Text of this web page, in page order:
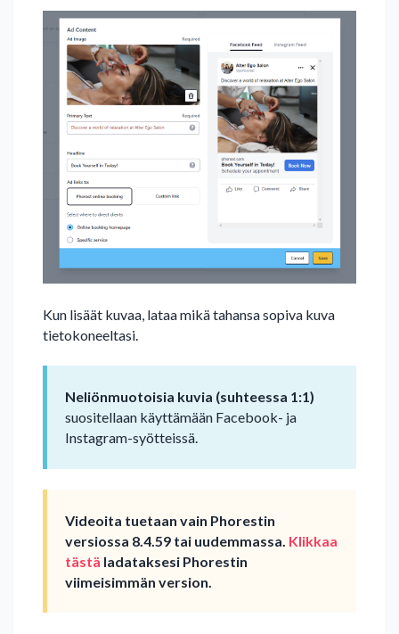
Kun lisäät kuvaa, lataa mikä tahansa sopiva kuva
tietokoneeltasi.
Neliönmuotoisia kuvia (suhteessa 1:1)
suositellaan käyttämään Facebook- ja
Instagram-syötteissä.
Videoita tuetaan vain Phorestin
versiossa 8.4.59 tai uudemmassa. Klikkaa
tästä ladataksesi Phorestin
viimeisimmän version.